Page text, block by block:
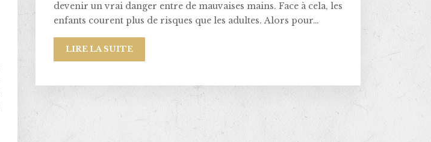
devenir un vrai danger entre de mauvaises mains. Face à cela, les
enfants courent plus de risques que les adultes. Alors pour…
LIRE LA SUITE